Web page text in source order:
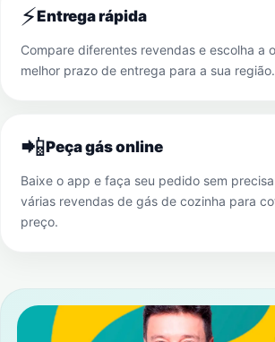
⚡Entrega rápida
Compare diferentes revendas e escolha a
melhor prazo de entrega para a sua região.
📲Peça gás online
Baixe o app e faça seu pedido sem
várias revendas de gás de cozinha para
preço.